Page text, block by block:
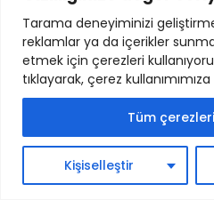
Tarama deneyiminizi
reklamlar ya da içerikler
etmek için çerezleri
tıklayarak, çerez
Kişiselleştir
Tüm
biçimini soyutlar. Aşın
görü(ş) insanın kalp
tahayyülünü nasıl
çocuğu kılarsa, aşın
insanın baş gözünü o
dere­ce daraltır ve onu
Teşbihin ve tenzihin
bir denge hâlidir ve